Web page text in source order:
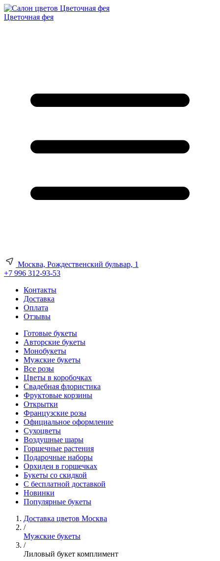
Цветочная фея
Москва, Рождественский бульвар, 1
+7 996 312-93-53
Контакты
Доставка
Оплата
Отзывы
Готовые букеты
Авторские букеты
Монобукеты
Мужские букеты
Все розы
Цветы в коробочках
Свадебная флористика
Фруктовые корзины
Открытки
Французские розы
Официальное оформление
Сухоцветы
Воздушные шары
Горшечные растения
Подарочные наборы
Орхидеи в горшечках
Букеты со скидкой
С бесплатной доставкой
Новинки
Популярные букеты
Доставка цветов Москва
/
Мужские букеты
/
Лиловый букет комплимент